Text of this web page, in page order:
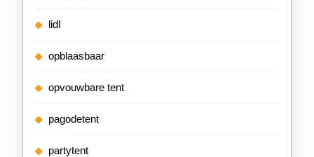
lidl
opblaasbaar
opvouwbare tent
pagodetent
partytent